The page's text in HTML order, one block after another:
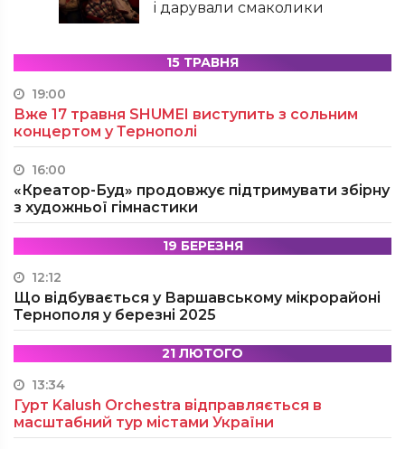
і дарували смаколики
15 ТРАВНЯ
19:00
Вже 17 травня SHUMEI виступить з сольним
концертом у Тернополі
16:00
«Креатор-Буд» продовжує підтримувати збірну
з художньої гімнастики
19 БЕРЕЗНЯ
12:12
Що відбувається у Варшавському мікрорайоні
Тернополя у березні 2025
21 ЛЮТОГО
13:34
Гурт Kalush Orchestra відправляється в
масштабний тур містами України